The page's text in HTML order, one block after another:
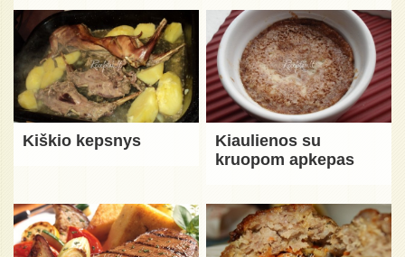
Kiškio kepsnys
Kiaulienos su
kruopom apkepas